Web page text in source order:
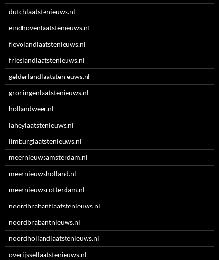
dutchlaatstenieuws.nl
eindhovenlaatstenieuws.nl
flevolandlaatstenieuws.nl
frieslandlaatstenieuws.nl
gelderlandlaatstenieuws.nl
groningenlaatstenieuws.nl
hollandweer.nl
laheylaatstenieuws.nl
limburglaatstenieuws.nl
meernieuwsamsterdam.nl
meernieuwsholland.nl
meernieuwsrotterdam.nl
noordbrabantlaatstenieuws.nl
noordbrabantnieuws.nl
noordhollandlaatstenieuws.nl
overijssellaatstenieuws.nl